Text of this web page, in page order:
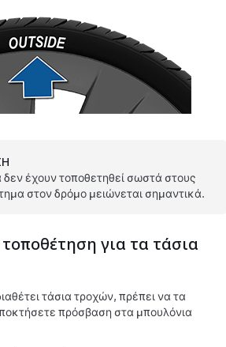
δεν έχουν τοποθετηθεί σωστά στους
στον δρόμο μειώνεται σημαντικά.
για τα τάσια
τάσια τροχών, πρέπει να τα
πρόσβαση στα μπουλόνια